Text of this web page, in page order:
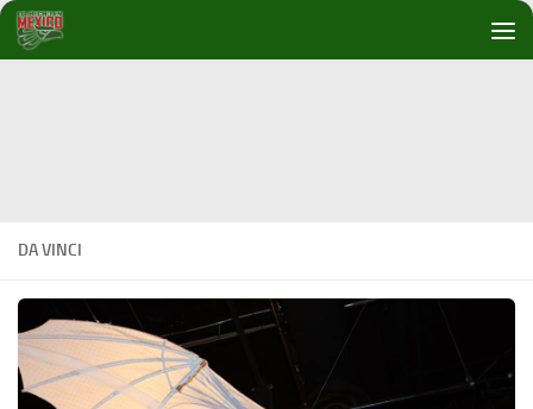
Debajo del contenido
DA VINCI